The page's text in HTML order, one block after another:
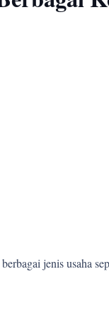
jenis usaha